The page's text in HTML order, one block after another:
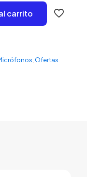
carrito
Ofertas